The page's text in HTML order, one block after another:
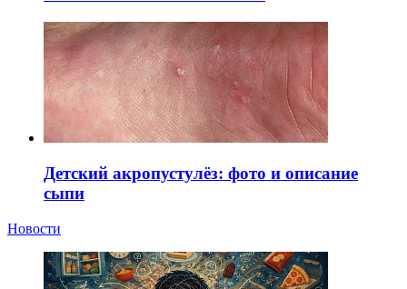
Детский акропустулёз: фото и описание
сыпи
Новости